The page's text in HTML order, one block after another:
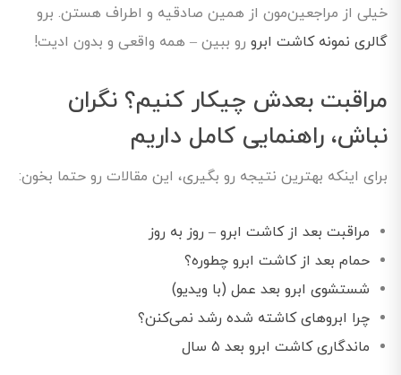
خیلی از مراجعین‌مون از همین صادقیه و اطراف هستن. برو
گالری نمونه کاشت ابرو رو ببین – همه واقعی و بدون ادیت!
مراقبت بعدش چیکار کنیم؟ نگران
نباش، راهنمایی کامل داریم
برای اینکه بهترین نتیجه رو بگیری، این مقالات رو حتما بخون:
مراقبت بعد از کاشت ابرو – روز به روز
حمام بعد از کاشت ابرو چطوره؟
شستشوی ابرو بعد عمل (با ویدیو)
چرا ابروهای کاشته شده رشد نمی‌کنن؟
ماندگاری کاشت ابرو بعد ۵ سال